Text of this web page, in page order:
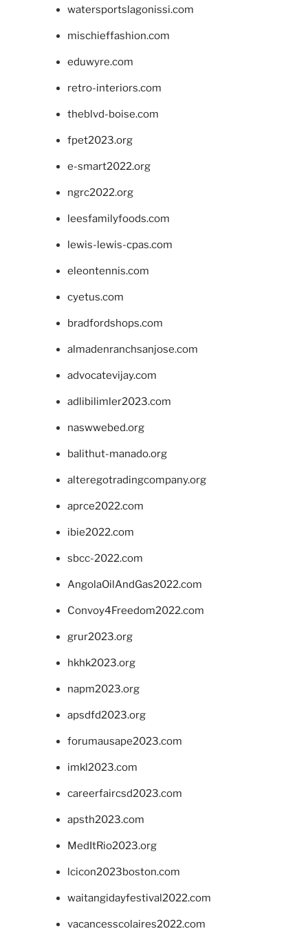
watersportslagonissi.com
mischieffashion.com
eduwyre.com
retro-interiors.com
theblvd-boise.com
fpet2023.org
e-smart2022.org
ngrc2022.org
leesfamilyfoods.com
lewis-lewis-cpas.com
eleontennis.com
cyetus.com
bradfordshops.com
almadenranchsanjose.com
advocatevijay.com
adlibilimler2023.com
naswwebed.org
balithut-manado.org
alteregotradingcompany.org
aprce2022.com
ibie2022.com
sbcc-2022.com
AngolaOilAndGas2022.com
Convoy4Freedom2022.com
grur2023.org
hkhk2023.org
napm2023.org
apsdfd2023.org
forumausape2023.com
imkl2023.com
careerfaircsd2023.com
apsth2023.com
MedItRio2023.org
lcicon2023boston.com
waitangidayfestival2022.com
vacancesscolaires2022.com